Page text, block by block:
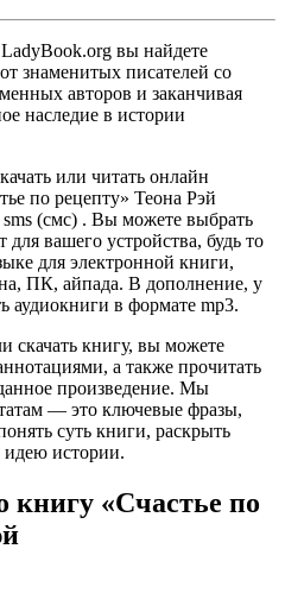
вы найдете
знаменитых писателей со
авторов и заканчивая
наследие в истории
или читать онлайн
по рецепту» Теона Рэй
sms (смс) . Вы можете выбрать
вашего устройства, будь то
для электронной книги,
ПК, айпада. В дополнение, у
аудиокниги в формате mp3.
скачать книгу, вы можете
а также прочитать
произведение. Мы
— это ключевые фразы,
суть книги, раскрыть
идею истории.
книгу «Счастье по